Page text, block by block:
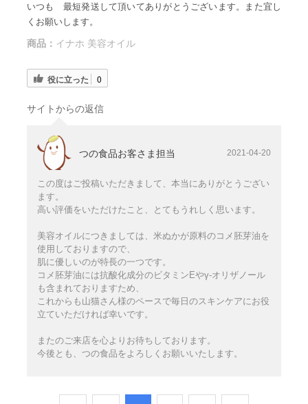
いつも 最短発送して頂いてありがとうございます。また宜し
くお願いします。
商品： イナホ 美容オイル
役に立った 0
サイトからの返信
つの食品お客さま担当 2021-04-20
この度はご投稿いただきまして、本当にありがとうござい
ます。
高い評価をいただけたこと、とてもうれしく思います。
美容オイルにつきましては、米ぬかが原料のコメ胚芽油を
使用しておりますので、
肌に優しいのが特長の一つです。
コメ胚芽油には抗酸化成分のビタミンEやγ-オリザノール
も含まれておりますため、
これからも山猫さん様のペースで毎日のスキンケアにお役
立ていただければ幸いです。
またのご来店を心よりお待ちしております。
今後とも、つの食品をよろしくお願いいたします。